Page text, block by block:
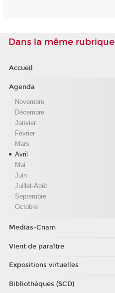
Dans la même rubrique
Accueil
Agenda
Novembre
Décembre
Janvier
Février
Mars
Avril
Mai
Juin
Juillet-Août
Septembre
Octobre
Medias-Cnam
Vient de paraître
Expositions virtuelles
Bibliothèques (SCD)